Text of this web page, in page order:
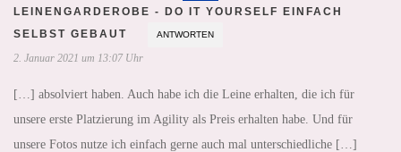
LEINENGARDEROBE - DO IT YOURSELF EINFACH
SELBST GEBAUT
ANTWORTEN
2. Januar 2021 um 13:07 Uhr
[…] absolviert haben. Auch habe ich die Leine erhalten, die ich für
unsere erste Platzierung im Agility als Preis erhalten habe. Und für
unsere Fotos nutze ich einfach gerne auch mal unterschiedliche […]